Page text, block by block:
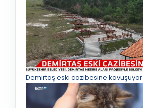
Demirtaş eski cazibesine kavuşuyor